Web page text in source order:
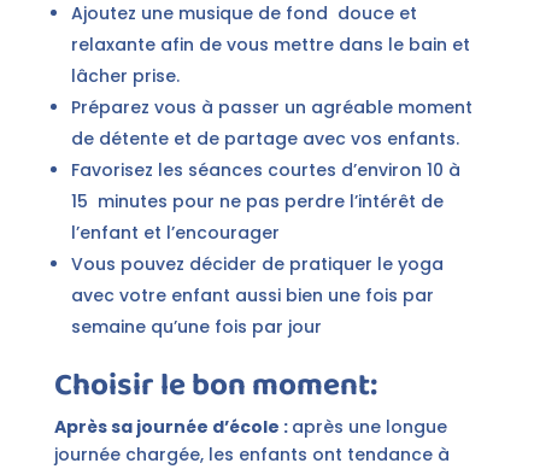
Ajoutez une musique de fond douce et
relaxante afin de vous mettre dans le bain et
lâcher prise.
Préparez vous à passer un agréable moment
de détente et de partage avec vos enfants.
Favorisez les séances courtes d’environ 10 à
15 minutes pour ne pas perdre l’intérêt de
l’enfant et l’encourager
Vous pouvez décider de pratiquer le yoga
avec votre enfant aussi bien une fois par
semaine qu’une fois par jour
Choisir le bon moment:
Après sa journée d’école : après une longue
journée chargée, les enfants ont tendance à